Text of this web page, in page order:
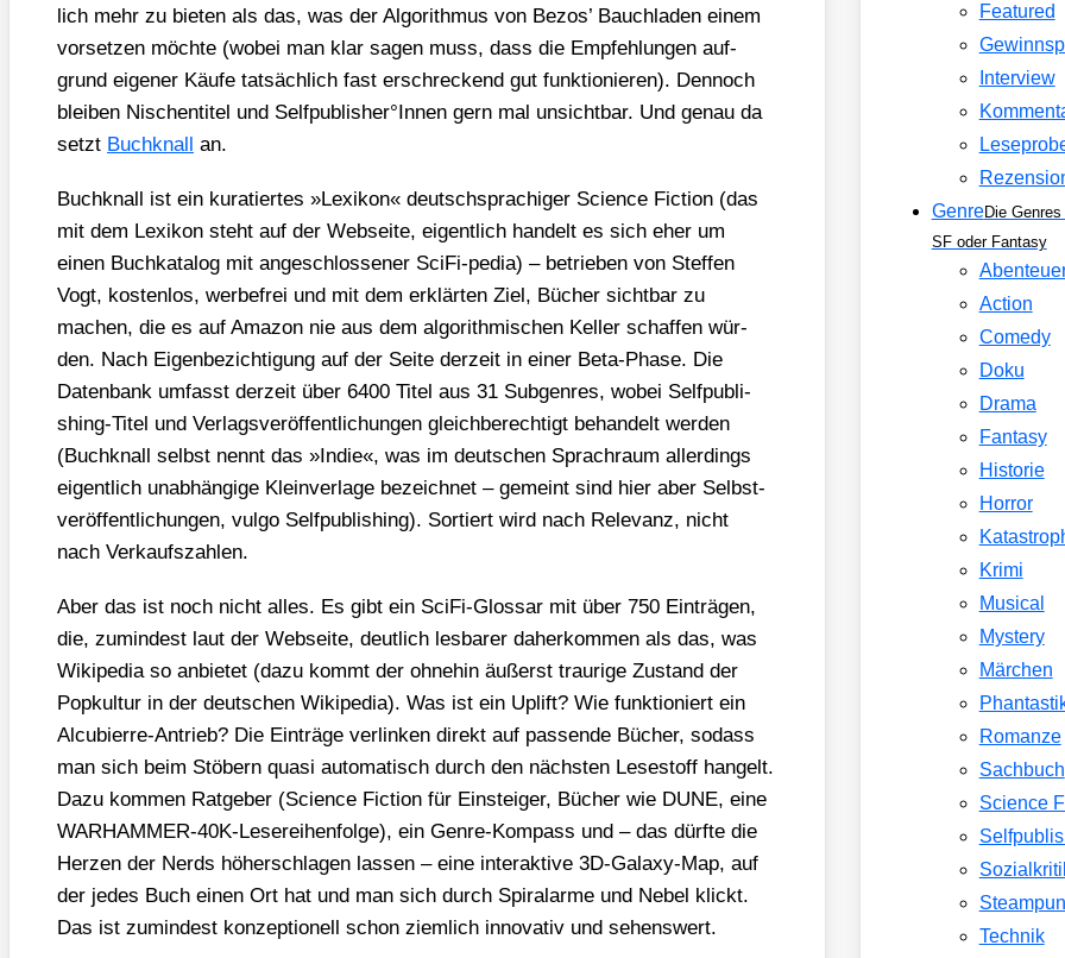
lich mehr zu bie­ten als das, was der Algo­rith­mus von Bezos’ Bauch­la­den einem
vor­set­zen möch­te (wobei man klar sagen muss, dass die Emp­feh­lun­gen auf­
grund eige­ner Käu­fe tat­säch­lich fast erschre­ckend gut funk­tio­nie­ren). Den­noch
blei­ben Nischen­ti­tel und Selfpublisher°Innen gern mal unsicht­bar. Und genau da
setzt Buch­knall an.
Buch­knall ist ein kura­tier­tes »Lexi­kon« deutsch­spra­chi­ger Sci­ence Fic­tion (das
mit dem Lexi­kon steht auf der Web­sei­te, eigent­lich han­delt es sich eher um
einen Buch­ka­ta­log mit ange­schlos­se­ner Sci­Fi-pedia) – betrie­ben von Stef­fen
Vogt, kos­ten­los, wer­be­frei und mit dem erklär­ten Ziel, Bücher sicht­bar zu
machen, die es auf Ama­zon nie aus dem algo­rith­mi­schen Kel­ler schaf­fen wür­
den. Nach Eigen­be­zich­ti­gung auf der Sei­te der­zeit in einer Beta-Pha­se. Die
Daten­bank umfasst der­zeit über 6400 Titel aus 31 Sub­gen­res, wobei Self­pu­bli­
shing-Titel und Ver­lags­ver­öf­fent­li­chun­gen gleich­be­rech­tigt behan­delt wer­den
(Buch­knall selbst nennt das »Indie«, was im deut­schen Sprach­raum aller­dings
eigent­lich unab­hän­gi­ge Klein­ver­la­ge bezeich­net – gemeint sind hier aber Selbst­
ver­öf­fent­li­chun­gen, vul­go Self­pu­bli­shing). Sor­tiert wird nach Rele­vanz, nicht
nach Ver­kaufs­zah­len.
Aber das ist noch nicht alles. Es gibt ein Sci­Fi-Glos­sar mit über 750 Ein­trä­gen,
die, zumin­dest laut der Web­sei­te, deut­lich les­ba­rer daher­kom­men als das, was
Wiki­pe­dia so anbie­tet (dazu kommt der ohne­hin äußerst trau­ri­ge Zustand der
Pop­kul­tur in der deut­schen Wiki­pe­dia). Was ist ein Uplift? Wie funk­tio­niert ein
Alcu­bierre-Antrieb? Die Ein­trä­ge ver­lin­ken direkt auf pas­sen­de Bücher, sodass
man sich beim Stö­bern qua­si auto­ma­tisch durch den nächs­ten Lese­stoff han­gelt.
Dazu kom­men Rat­ge­ber (Sci­ence Fic­tion für Ein­stei­ger, Bücher wie DUNE, eine
WAR­HAM­MER-40K-Lese­rei­hen­fol­ge), ein Gen­re-Kom­pass und – das dürf­te die
Her­zen der Nerds höher­schla­gen las­sen – eine inter­ak­ti­ve 3D-Gala­xy-Map, auf
der jedes Buch einen Ort hat und man sich durch Spi­ral­ar­me und Nebel klickt.
Das ist zumin­dest kon­zep­tio­nell schon ziem­lich inno­va­tiv und sehens­wert.
Featured
Interview
GenreDie
SF oder Fantasy
Action
Comedy
Doku
Drama
Fantasy
Historie
Horror
Krimi
Musical
Mystery
Märchen
Romanze
Sachbuch
Science
Technik